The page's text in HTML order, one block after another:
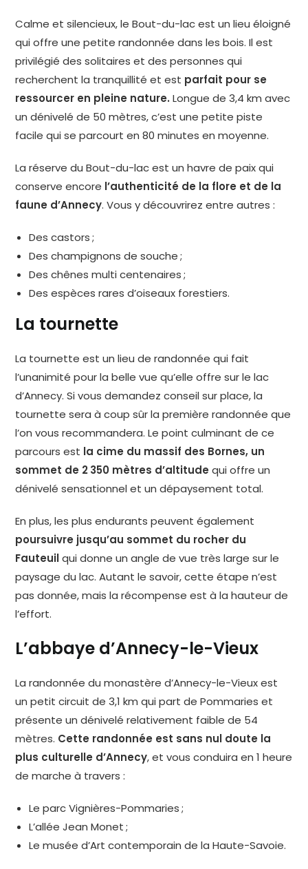
Calme et silencieux, le Bout-du-lac est un lieu éloigné
qui offre une petite randonnée dans les bois. Il est
privilégié des solitaires et des personnes qui
recherchent la tranquillité et est parfait pour se
ressourcer en pleine nature. Longue de 3,4 km avec
un dénivelé de 50 mètres, c’est une petite piste
facile qui se parcourt en 80 minutes en moyenne.
La réserve du Bout-du-lac est un havre de paix qui
conserve encore l’authenticité de la flore et de la
faune d’Annecy. Vous y découvrirez entre autres :
Des castors ;
Des champignons de souche ;
Des chênes multi centenaires ;
Des espèces rares d’oiseaux forestiers.
La tournette
La tournette est un lieu de randonnée qui fait
l’unanimité pour la belle vue qu’elle offre sur le lac
d’Annecy. Si vous demandez conseil sur place, la
tournette sera à coup sûr la première randonnée que
l’on vous recommandera. Le point culminant de ce
parcours est la cime du massif des Bornes, un
sommet de 2 350 mètres d’altitude qui offre un
dénivelé sensationnel et un dépaysement total.
En plus, les plus endurants peuvent également
poursuivre jusqu’au sommet du rocher du
Fauteuilqui donne un angle de vue très large sur le
paysage du lac. Autant le savoir, cette étape n’est
pas donnée, mais la récompense est à la hauteur de
l’effort.
L’abbaye d’Annecy-le-Vieux
La randonnée du monastère d’Annecy-le-Vieux est
un petit circuit de 3,1 km qui part de Pommaries et
présente un dénivelé relativement faible de 54
mètres. Cette randonnée est sans nul doute la
plus culturelle d’Annecy, et vous conduira en 1 heure
de marche à travers :
Le parc Vignières-Pommaries ;
L’allée Jean Monet ;
Le musée d’Art contemporain de la Haute-Savoie.